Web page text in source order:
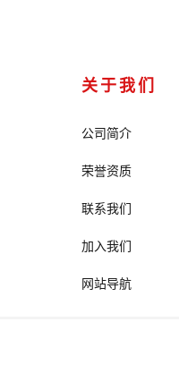
关于我们
公司简介
荣誉资质
联系我们
加入我们
网站导航